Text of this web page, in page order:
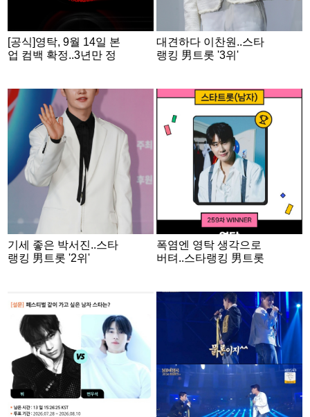
[공식]영탁, 9월 14일 본
업 컴백 확정..3년만 정
대견하다 이찬원..스타
랭킹 男트롯 '3위'
기세 좋은 박서진..스타
랭킹 男트롯 '2위'
폭염엔 영탁 생각으로
버텨..스타랭킹 男트롯